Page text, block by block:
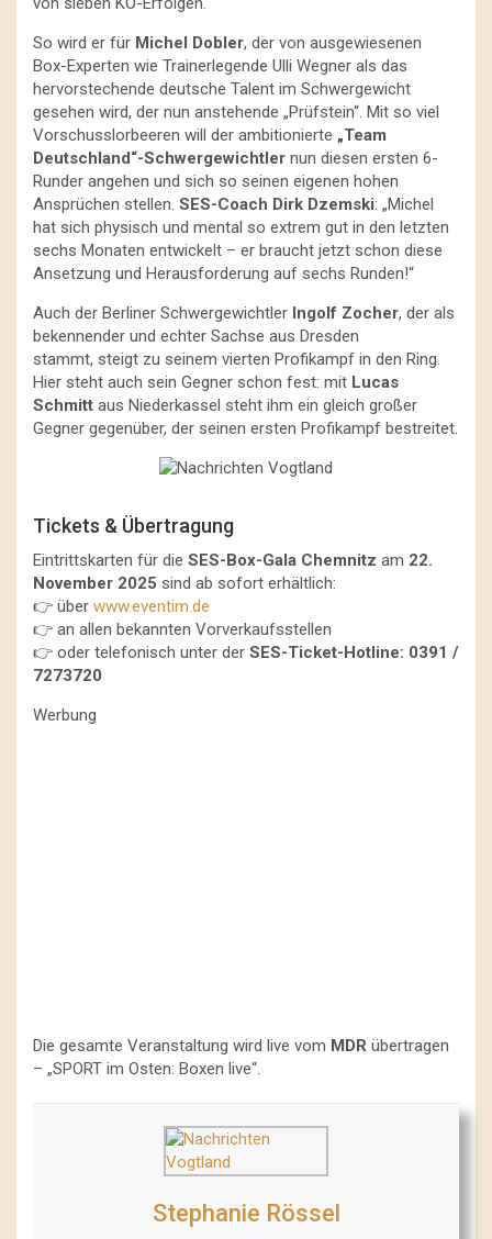
So wird er für Michel Dobler, der von ausgewiesenen
Box-Experten wie Trainerlegende Ulli Wegner als das
hervorstechende deutsche Talent im Schwergewicht
gesehen wird, der nun anstehende „Prüfstein“. Mit so viel
Vorschusslorbeeren will der ambitionierte „Team
Deutschland“-Schwergewichtler nun diesen ersten 6-
Runder angehen und sich so seinen eigenen hohen
Ansprüchen stellen. SES-Coach Dirk Dzemski: „Michel
hat sich physisch und mental so extrem gut in den letzten
sechs Monaten entwickelt – er braucht jetzt schon diese
Ansetzung und Herausforderung auf sechs Runden!“
Auch der Berliner Schwergewichtler Ingolf Zocher, der als
bekennender und echter Sachse aus Dresden
stammt, steigt zu seinem vierten Profikampf in den Ring.
Hier steht auch sein Gegner schon fest: mit Lucas
Schmitt aus Niederkassel steht ihm ein gleich großer
Gegner gegenüber, der seinen ersten Profikampf bestreitet.
Tickets & Übertragung
Eintrittskarten für die SES-Box-Gala Chemnitz am 22.
November 2025 sind ab sofort erhältlich:
👉 über www.eventim.de
👉 an allen bekannten Vorverkaufsstellen
👉 oder telefonisch unter der SES-Ticket-Hotline: 0391 /
7273720
Werbung
Die gesamte Veranstaltung wird live vom MDR übertragen
– „SPORT im Osten: Boxen live“.
Stephanie Rössel